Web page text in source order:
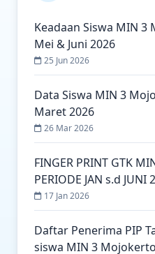
Keadaan Siswa MIN
Mei & Juni 2026
25 Jun 2026
Data Siswa MIN 3
Maret 2026
26 Mar 2026
FINGER PRINT GTK
PERIODE JAN s.d JUNI
17 Jan 2026
Daftar Penerima PIP
siswa MIN 3 Mojokerto